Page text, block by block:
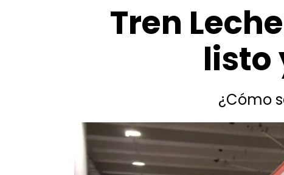
Tren
listo
¿Cómo